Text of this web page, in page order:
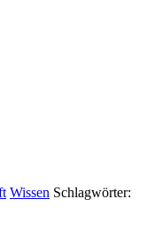
Wissen Schlagwörter: